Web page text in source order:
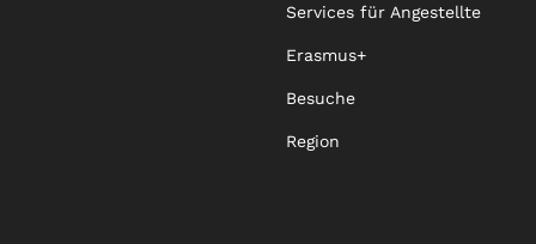
Services für Angestellte
Erasmus+
Besuche
Region